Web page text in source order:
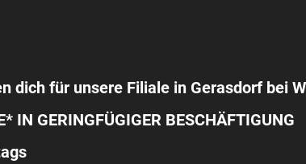
dich für unsere Filiale in Gerasdorf bei
IN GERINGFÜGIGER BESCHÄFTIGUNG